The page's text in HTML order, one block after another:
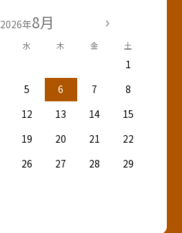
2026年8月
水 木 金 土
1
5 6 7
8
12 13 14
15
19 20 21
22
26 27 28
29